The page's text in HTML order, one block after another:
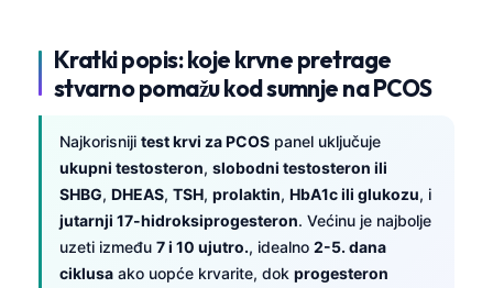
Kratki popis: koje krvne pretrage
stvarno pomažu kod sumnje na PCOS
Najkorisniji test krvi za PCOS panel uključuje
ukupni testosteron, slobodni testosteron ili
SHBG, DHEAS, TSH, prolaktin, HbA1c ili glukozu, i
jutarnji 17-hidroksiprogesteron. Većinu je najbolje
uzeti između 7 i 10 ujutro., idealno 2-5. dana
ciklusa ako uopće krvarite, dok progesteron